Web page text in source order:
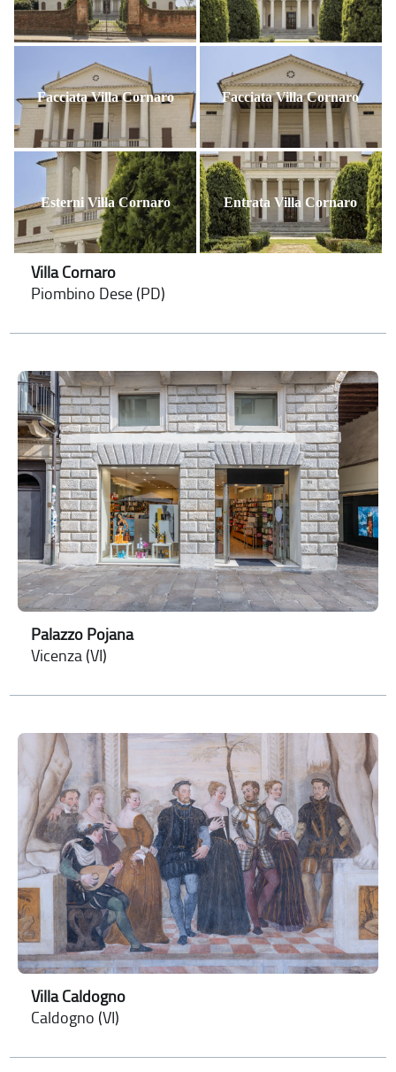
Facciata Villa Cornaro Facciata Villa Cornaro
Esterni Villa Cornaro Entrata Villa Cornaro
Villa Cornaro
Piombino Dese (PD)
Palazzo Pojana
Vicenza (VI)
Villa Caldogno
Caldogno (VI)